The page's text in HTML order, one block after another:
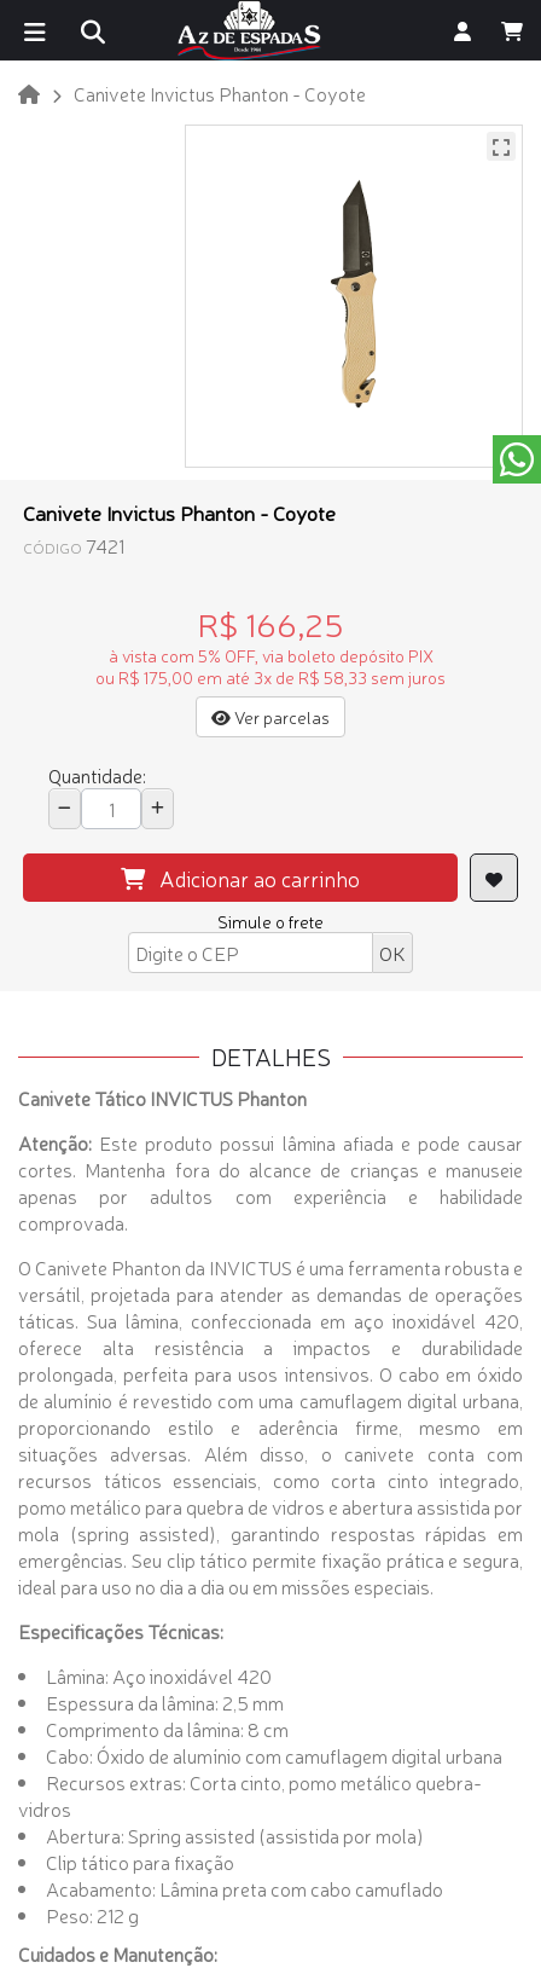
Canivete Invictus Phanton - Coyote
Canivete Invictus Phanton - Coyote
CÓDIGO 7421
R$ 166,25
à vista com 5% OFF, via boleto depósito PIX
ou R$ 175,00 em até 3x de R$ 58,33 sem juros
Ver parcelas
Quantidade:
Adicionar ao carrinho
Simule o frete
DETALHES
Canivete Tático INVICTUS Phanton
Atenção: Este produto possui lâmina afiada e pode causar
cortes. Mantenha fora do alcance de crianças e manuseie
apenas por adultos com experiência e habilidade
comprovada.
O Canivete Phanton da INVICTUS é uma ferramenta robusta e
versátil, projetada para atender as demandas de operações
táticas. Sua lâmina, confeccionada em aço inoxidável 420,
oferece alta resistência a impactos e durabilidade
prolongada, perfeita para usos intensivos. O cabo em óxido
de alumínio é revestido com uma camuflagem digital urbana,
proporcionando estilo e aderência firme, mesmo em
situações adversas. Além disso, o canivete conta com
recursos táticos essenciais, como corta cinto integrado,
pomo metálico para quebra de vidros e abertura assistida por
mola (spring assisted), garantindo respostas rápidas em
emergências. Seu clip tático permite fixação prática e segura,
ideal para uso no dia a dia ou em missões especiais.
Especificações Técnicas:
Lâmina: Aço inoxidável 420
Espessura da lâmina: 2,5 mm
Comprimento da lâmina: 8 cm
Cabo: Óxido de alumínio com camuflagem digital urbana
Recursos extras: Corta cinto, pomo metálico quebra-
vidros
Abertura: Spring assisted (assistida por mola)
Clip tático para fixação
Acabamento: Lâmina preta com cabo camuflado
Peso: 212 g
Cuidados e Manutenção: